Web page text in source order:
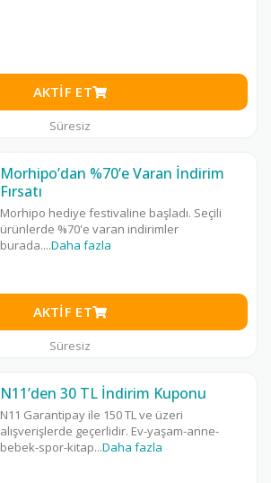
AKTIF ET
Süresiz
Morhipo’dan %70’e Varan İndirim
Fırsatı
Morhipo hediye festivaline başladı. Seçili
ürünlerde %70'e varan indirimler
burada....Daha fazla
AKTIF ET
Süresiz
N11’den 30 TL İndirim Kuponu
N11 Garantipay ile 150 TL ve üzeri
alışverişlerde geçerlidir. Ev-yaşam-anne-
bebek-spor-kitap...Daha fazla